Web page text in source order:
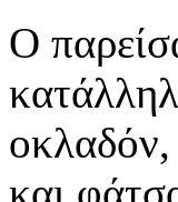
Ο
οκλαδόν,
και